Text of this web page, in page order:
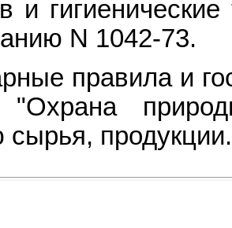
и
N 1042-73.
правила и
"Охрана
сырья, продукции.